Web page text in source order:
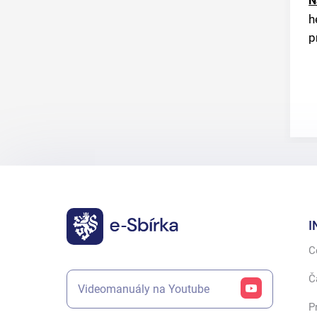
Videomanuály na Youtube